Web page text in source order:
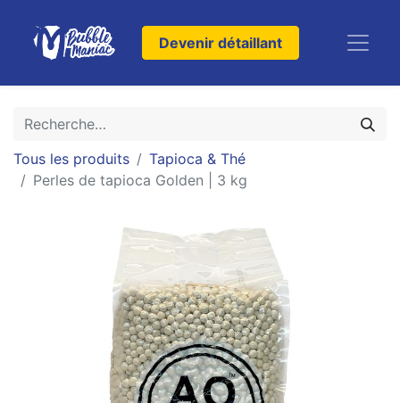
Devenir détaillant
Tous les produits
Tapioca & Thé
Perles de tapioca Golden | 3 kg